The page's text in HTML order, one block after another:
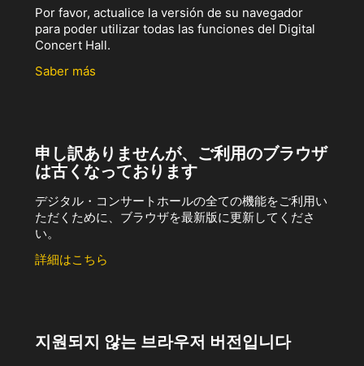
Por favor, actualice la versión de su navegador
para poder utilizar todas las funciones del Digital
Concert Hall.
Saber más
申し訳ありませんが、ご利用のブラウザ
は古くなっております
デジタル・コンサートホールの全ての機能をご利用い
ただくために、ブラウザを最新版に更新してくださ
い。
詳細はこちら
지원되지 않는 브라우저 버전입니다